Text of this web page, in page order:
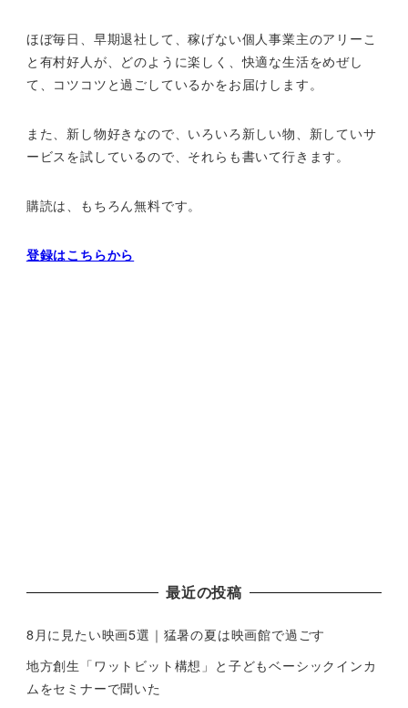
ほぼ毎日、早期退社して、稼げない個人事業主のアリーこ
と有村好人が、どのように楽しく、快適な生活をめぜし
て、 コツコツと過ごしているかをお届けします。
また、新し物好きなので、いろいろ新しい物、 新していサ
ービスを試しているので、それらも書いて行きます。
購読は、もちろん無料です。
登録はこちらから
最近の投稿
8月に見たい映画5選｜猛暑の夏は映画館で過ごす
地方創生「ワットビット構想」と子どもベーシックインカ
ムをセミナーで聞いた